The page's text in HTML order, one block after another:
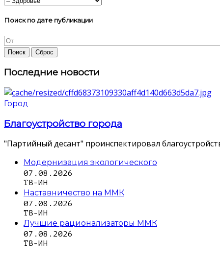
Поиск по дате публикации
Последние новости
Город
Благоустройство города
"Партийный десант" проинспектировал
Модернизация экологического
07.08.2026
ТВ-ИН
Наставничество на ММК
07.08.2026
ТВ-ИН
Лучшие рационализаторы ММК
07.08.2026
ТВ-ИН